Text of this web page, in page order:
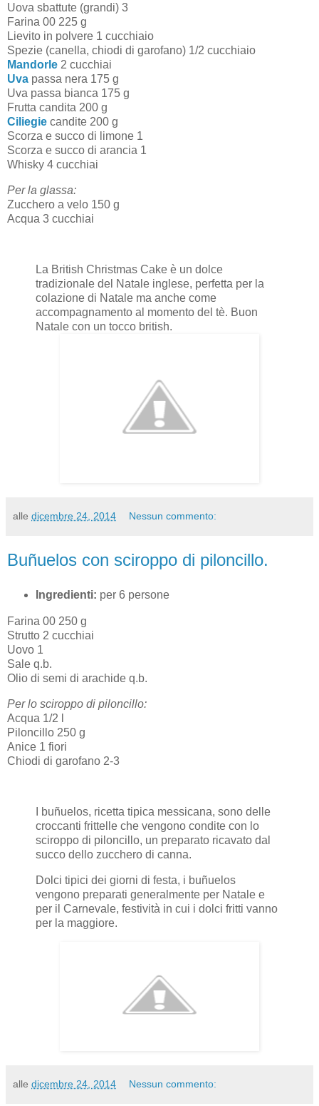
Uova sbattute (grandi) 3
Farina 00 225 g
Lievito in polvere 1 cucchiaio
Spezie (canella, chiodi di garofano) 1/2 cucchiaio
Mandorle 2 cucchiai
Uva passa nera 175 g
Uva passa bianca 175 g
Frutta candita 200 g
Ciliegie candite 200 g
Scorza e succo di limone 1
Scorza e succo di arancia 1
Whisky 4 cucchiai
Per la glassa:
Zucchero a velo 150 g
Acqua 3 cucchiai
La British Christmas Cake è un dolce
tradizionale del Natale inglese, perfetta per la
colazione di Natale ma anche come
accompagnamento al momento del tè. Buon
Natale con un tocco british.
alle dicembre 24, 2014 Nessun commento:
Buñuelos con sciroppo di piloncillo.
Ingredienti: per 6 persone
Farina 00 250 g
Strutto 2 cucchiai
Uovo 1
Sale q.b.
Olio di semi di arachide q.b.
Per lo sciroppo di piloncillo:
Acqua 1/2 l
Piloncillo 250 g
Anice 1 fiori
Chiodi di garofano 2-3
I buñuelos, ricetta tipica messicana, sono delle
croccanti frittelle che vengono condite con lo
sciroppo di piloncillo, un preparato ricavato dal
succo dello zucchero di canna.
Dolci tipici dei giorni di festa, i buñuelos
vengono preparati generalmente per Natale e
per il Carnevale, festività in cui i dolci fritti vanno
per la maggiore.
alle dicembre 24, 2014 Nessun commento: